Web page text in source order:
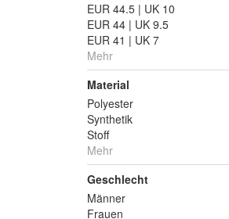
EUR 44.5 | UK 10
EUR 44 | UK 9.5
EUR 41 | UK 7
Mehr
Material
Polyester
Synthetik
Stoff
Mehr
Geschlecht
Männer
Frauen